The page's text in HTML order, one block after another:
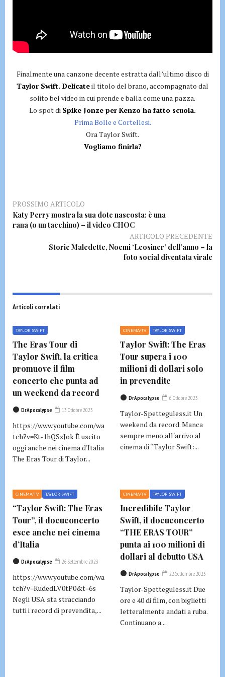
Finalmente una canzone decente estratta dall’ultimo disco di
Taylor Swift. Delicateil titolo del brano, accompagnato dal
solito bel video in cui prende e balla come una pazza.
Lo spot di Spike Jonze per Kenzo ha fatto scuola.
Prima Bolle e Cortellesi.
Ora Taylor Swift.
Vogliamo finirla?
PROSSIMO ARTICOLO
Katy Perry mostra la sua dote nascosta: è una
rana (o un tacchino) – il video CHOC
ARTICOLO PRECEDENTE
Storie Maledette, Noemi ‘Leosiner’ dell’anno – la
foto social diventata virale
Articoli correlati
TAYLOR SWIFT
The Eras Tour di
Taylor Swift, la critica
promuove il film
concerto che punta ad
un weekend da record
DrApocalypse 13 Ottobre 2023
https://www.youtube.com/wa
tch?v=Kt-1hQSxJok È uscito
oggi anche nei cinema d'Italia
The Eras Tour di Taylor...
CINEMA/TV TAYLOR SWIFT
Taylor Swift: The Eras
Tour supera i 100
milioni di dollari solo
in prevendite
DrApocalypse 6 Ottobre 2023
Taylor-Spetteguless.it Un
weekend da record. Manca
sempre meno all'arrivo al
cinema di “Taylor Swift:...
CINEMA/TV TAYLOR SWIFT
“Taylor Swift: The Eras
Tour”, il docuconcerto
esce anche nei cinema
d’Italia
DrApocalypse 26 Settembre 2023
https://www.youtube.com/wa
tch?v=KudedLV0tP0&t=6s
Negli USA sta stracciando
tutti i record di prevendita,...
CINEMA/TV TAYLOR SWIFT
Incredibile Taylor
Swift, il docuconcerto
“THE ERAS TOUR”
punta ai 100 milioni di
dollari al debutto USA
DrApocalypse 22 Settembre 2023
Taylor-Spetteguless.it Due
ore e 40 di film, con biglietti
letteralmente andati a ruba.
Continuano a...